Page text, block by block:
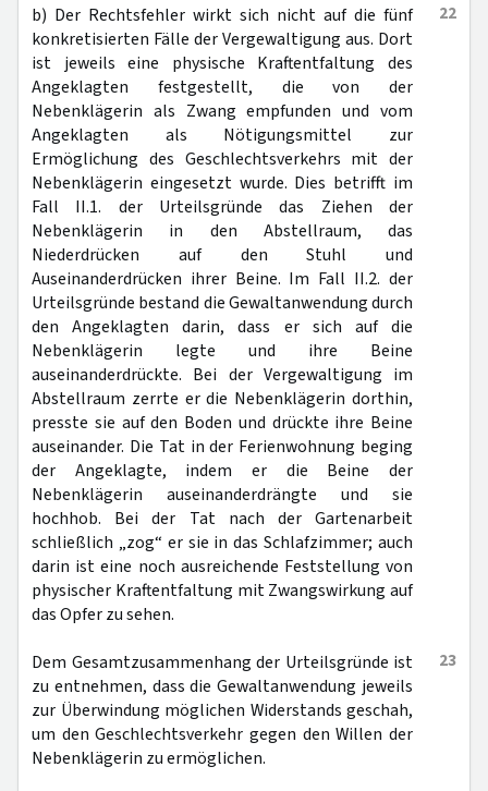
22
b) Der Rechtsfehler wirkt sich nicht auf die fünf
konkretisierten Fälle der Vergewaltigung aus. Dort
ist jeweils eine physische Kraftentfaltung des
Angeklagten festgestellt, die von der
Nebenklägerin als Zwang empfunden und vom
Angeklagten als Nötigungsmittel zur
Ermöglichung des Geschlechtsverkehrs mit der
Nebenklägerin eingesetzt wurde. Dies betrifft im
Fall II.1. der Urteilsgründe das Ziehen der
Nebenklägerin in den Abstellraum, das
Niederdrücken auf den Stuhl und
Auseinanderdrücken ihrer Beine. Im Fall II.2. der
Urteilsgründe bestand die Gewaltanwendung durch
den Angeklagten darin, dass er sich auf die
Nebenklägerin legte und ihre Beine
auseinanderdrückte. Bei der Vergewaltigung im
Abstellraum zerrte er die Nebenklägerin dorthin,
presste sie auf den Boden und drückte ihre Beine
auseinander. Die Tat in der Ferienwohnung beging
der Angeklagte, indem er die Beine der
Nebenklägerin auseinanderdrängte und sie
hochhob. Bei der Tat nach der Gartenarbeit
schließlich „zog“ er sie in das Schlafzimmer; auch
darin ist eine noch ausreichende Feststellung von
physischer Kraftentfaltung mit Zwangswirkung auf
das Opfer zu sehen.
23
Dem Gesamtzusammenhang der Urteilsgründe ist
zu entnehmen, dass die Gewaltanwendung jeweils
zur Überwindung möglichen Widerstands geschah,
um den Geschlechtsverkehr gegen den Willen der
Nebenklägerin zu ermöglichen.